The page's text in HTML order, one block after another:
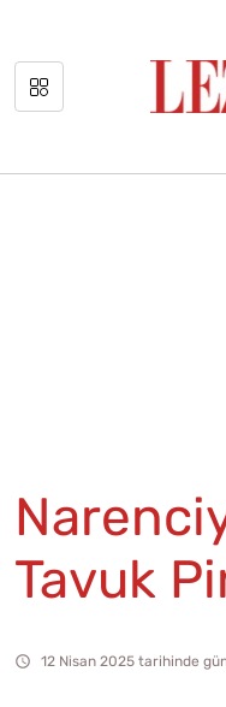
Tavuk
12 Nisan 2025 tarihinde